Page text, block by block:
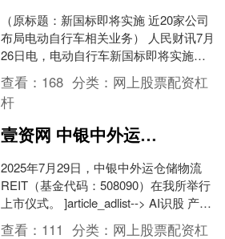
（原标题：新国标即将实施 近20家公司
布局电动自行车相关业务） 人民财讯7月
26日电，电动自行车新国标即将实施。A
股市场布局电动自行车相关业务的上市
公司接近20....
查看： 168 分类： 网上股票配资杠
杆
壹资网 中银中外运仓储物流REIT今日在上交所上市
2025年7月29日，中银中外运仓储物流
REIT（基金代码：508090）在我所举行
上市仪式。 ]article_adlist--> AI识股 产品
简介 中银中....
查看： 111 分类： 网上股票配资杠